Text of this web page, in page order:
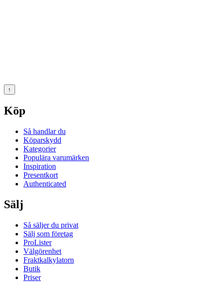
↑
Köp
Så handlar du
Köparskydd
Kategorier
Populära varumärken
Inspiration
Presentkort
Authenticated
Sälj
Så säljer du privat
Sälj som företag
ProLister
Välgörenhet
Fraktkalkylatorn
Butik
Priser